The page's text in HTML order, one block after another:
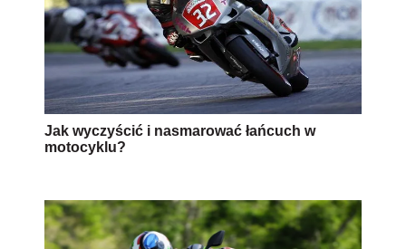
Jak wyczyścić i nasmarować łańcuch w
motocyklu?